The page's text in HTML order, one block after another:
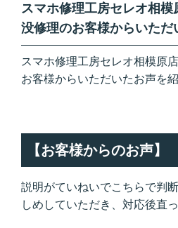
スマホ修理工房セレオ相
没修理のお客様からいただ
スマホ修理工房セレオ相模原店
お客様からいただいたお声を
【お客様からのお声】
説明がていねいでこちらで判
しめしていただき、対応後直